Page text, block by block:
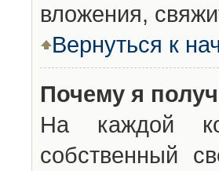
вложения,
Вернуться к
Почему я
На каждой
собственный